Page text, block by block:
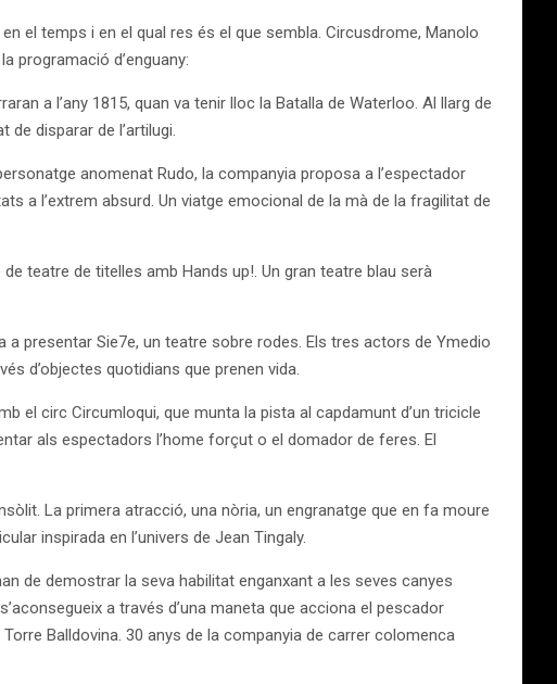
el temps i en el qual res és el que sembla. Circusdrome, Manolo
programació d’enguany:
a l’any 1815, quan va tenir lloc la Batalla de Waterloo. Al llarg de
disparar de l’artilugi.
anomenat Rudo, la companyia proposa a l’espectador
a l’extrem absurd. Un viatge emocional de la mà de la fragilitat de
teatre de titelles amb Hands up!. Un gran teatre blau serà
presentar Sie7e, un teatre sobre rodes. Els tres actors de Ymedio
d’objectes quotidians que prenen vida.
el circ Circumloqui, que munta la pista al capdamunt d’un tricicle
als espectadors l’home forçut o el domador de feres. El
La primera atracció, una nòria, un engranatge que en fa moure
inspirada en l’univers de Jean Tingaly.
de demostrar la seva habilitat enganxant a les seves canyes
a través d’una maneta que acciona el pescador
Balldovina. 30 anys de la companyia de carrer colomenca